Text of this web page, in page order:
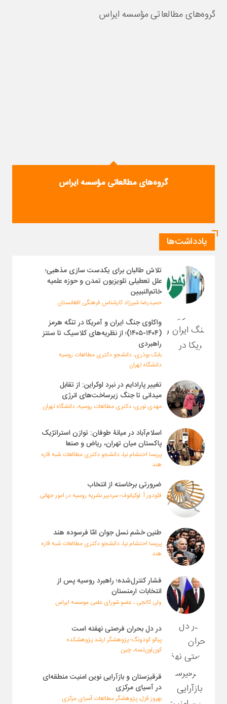
گروه‌های مطالعاتی مؤسسه ایراس
یادداشت‌ها
تلاش طالبان برای یکدست سازی مذهبی؛
علل تعطیلی تلویزیون تمدن و حوزه علمیه
خاتم‌النبیین
حمیدرضا شیرزاد کارشناس فرهنگی افغانستان
واکاوی جنگ ایران و آمریکا در تنگه هرمز
(۱۴۰۴-۱۴۰۵)؛ از نظریه‌های کلاسیک تا سنتز
راهبردی
بابک بوذری، دانشجو دکتری مطالعات روسیه
دانشگاه تهران
تغییر پارادایم در نبرد اوکراین: از تقابل
میدانی تا جنگ زیرساخت‌های انرژی
مهدی نوری، دکتری مطالعات روسیه، دانشگاه تهران
اسلام‌آباد در میانۀ طوفان: توازن استراتژیک
پاکستان میان تهران، ریاض و صنعا
پریسا احتشام نیا، دانشجو دکتری مطالعات شبه قاره
هند
ضرورتی برخاسته از انتخاب
فئودور آ. لوکیانوف؛ سردبیر نشریه روسیه در امور جهانی
طنین خشم نسل جوان امّا فرسوده هند
پریسا احتشام نیا، دانشجو دکتری مطالعات شبه قاره
هند
فشار کنترل‌شده؛ راهبرد روسیه پس از
انتخابات ارمنستان
ولی کالجی ، عضو شورای علمی موسسه ایراس
در دل بحران فرصتی نهفته است
پیائو کو‌دونگ؛ پژوهشگر ارشد پژوهشکده
کون‌لون‌تسه، چین
قرقیزستان و بازآرایی نوین امنیت منطقه‌ای
در آسیای مرکزی
بهروز قزل، پژوهشگر مطالعات آسیای مرکزی